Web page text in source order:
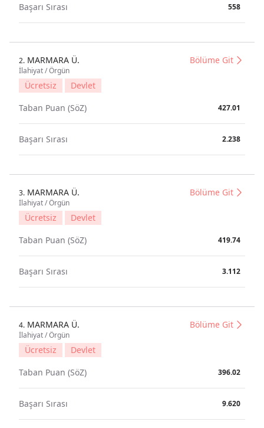
Başarı Sırası 558
2. MARMARA Ü.
İlahiyat / Örgün
Bölüme Git
Ücretsiz
Devlet
Taban Puan (SöZ)
427.01
Başarı Sırası 2.238
3. MARMARA Ü.
İlahiyat / Örgün
Bölüme Git
Ücretsiz
Devlet
Taban Puan (SöZ)
419.74
Başarı Sırası 3.112
4. MARMARA Ü.
İlahiyat / Örgün
Bölüme Git
Ücretsiz
Devlet
Taban Puan (SöZ)
396.02
Başarı Sırası 9.620